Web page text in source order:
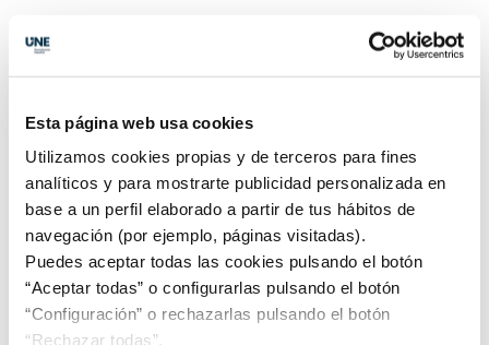
Esta página web usa cookies
Utilizamos cookies propias y de terceros para fines
analíticos y para mostrarte publicidad personalizada en
base a un perfil elaborado a partir de tus hábitos de
navegación (por ejemplo, páginas visitadas).
Puedes aceptar todas las cookies pulsando el botón
“Aceptar todas” o configurarlas pulsando el botón
“Configuración” o rechazarlas pulsando el botón
“Rechazar todas”.
Durante la jornada,
, responsable de
Transformación Sectorial de UNE, presentó las
sostenibilidad de las pymes, recordando que
“aunque muchas pymes no están obligadas ahora a
reportar en ESG, contar con un modelo de gestión
alineado con estos estándares es ya un factor
diferenciador y de mejora de competitividad”.
La mesa redonda moderada porYolanda Pérez
vicepresidenta de Buen Gobierno de EJE&CON,
reunió experiencias muy prácticas de empresas